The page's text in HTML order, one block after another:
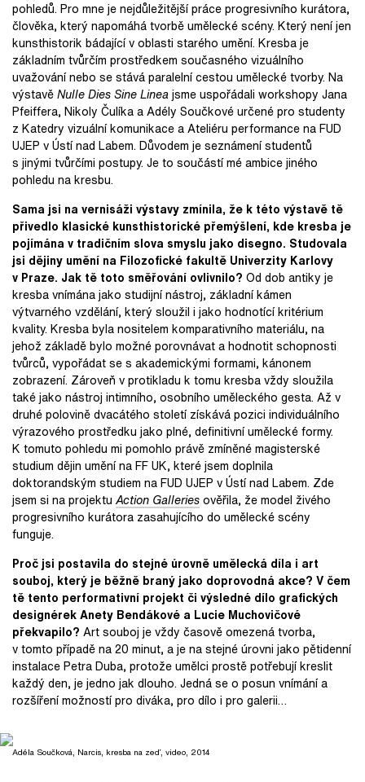
pohledů. Pro mne je nejdůležitější práce progresivního kurátora,
člověka, který napomáhá tvorbě umělecké scény. Který není jen
kunsthistorik bádající v oblasti starého umění. Kresba je
základním tvůrčím prostředkem současného vizuálního
uvažování nebo se stává paralelní cestou umělecké tvorby. Na
výstavěNulle Dies Sine Lineajsme uspořádali workshopy Jana
Pfeiffera, Nikoly Čulíka a Adély Součkové určené pro studenty
z Katedry vizuální komunikace a Ateliéru performance na FUD
UJEP v Ústí nad Labem. Důvodem je seznámení studentů
s jinými tvůrčími postupy. Je to součástí mé ambice jiného
pohledu na kresbu.
Sama jsi na vernisáži výstavy zmínila, že k této výstavě tě
přivedlo klasické kunsthistorické přemýšlení, kde kresba je
pojímána v tradičním slova smyslu jako disegno. Studovala
jsi dějiny umění na Filozofické fakultě Univerzity Karlovy
v Praze. Jak tě toto směřování ovlivnilo? Od dob antiky je
kresba vnímána jako studijní nástroj, základní kámen
výtvarného vzdělání, který sloužil i jako hodnotící kritérium
kvality. Kresba byla nositelem komparativního materiálu, na
jehož základě bylo možné porovnávat a hodnotit schopnosti
tvůrců, vypořádat se s akademickými formami, kánonem
zobrazení. Zároveň v protikladu k tomu kresba vždy sloužila
také jako nástroj intimního, osobního uměleckého gesta. Až v
druhé polovině dvacátého století získává pozici individuálního
výrazového prostředku jako plné, definitivní umělecké formy.
K tomuto pohledu mi pomohlo právě zmíněné magisterské
studium dějin umění na FF UK, které jsem doplnila
doktorandským studiem na FUD UJEP v Ústí nad Labem. Zde
jsem si na projektu Action Galleriesověřila, že model živého
progresivního kurátora zasahujícího do umělecké scény
funguje.
Proč jsi postavila do stejné úrovně umělecká díla i art
souboj, který je běžně braný jako doprovodná akce? V čem
tě tento performativní projekt či výsledné dílo grafických
designérek Anety Bendákové a Lucie Muchovičové
překvapilo? Art souboj je vždy časově omezená tvorba,
v tomto případě na 20 minut, a je na stejné úrovni jako pětidenní
instalace Petra Duba, protože umělci prostě potřebují kreslit
každý den, je jedno jak dlouho. Jedná se o posun vnímání a
rozšíření možností pro diváka, pro dílo i pro galerii…
Adéla Součková, Narcis, kresba na zeď, video, 2014